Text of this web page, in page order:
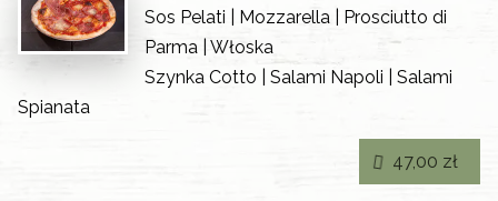
Sos Pelati | Mozzarella | Prosciutto di
Parma | Włoska
Szynka Cotto | Salami Napoli | Salami
Spianata